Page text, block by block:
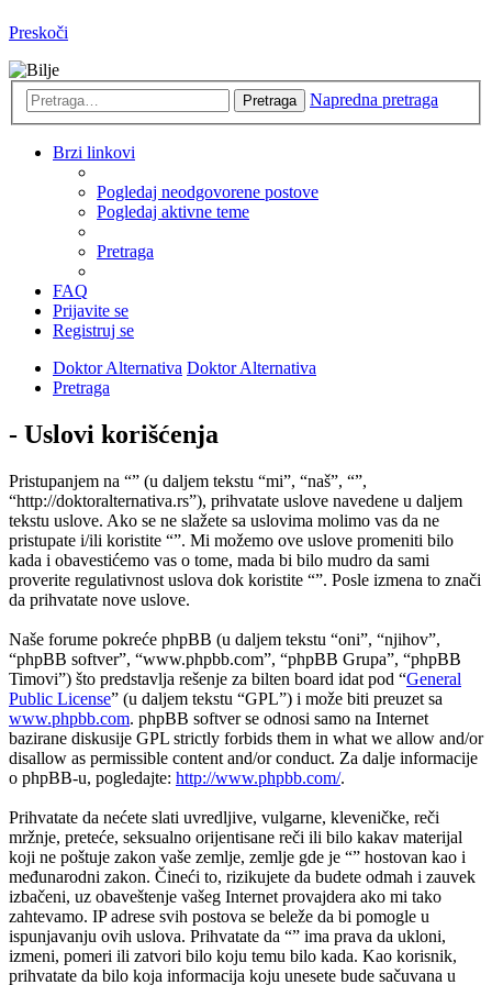
Preskoči
Pretraga Napredna pretraga
Brzi linkovi
Pogledaj neodgovorene postove
Pogledaj aktivne teme
Pretraga
FAQ
Prijavite se
Registruj se
Doktor Alternativa Doktor Alternativa
Pretraga
- Uslovi korišćenja
Pristupanjem na “” (u daljem tekstu “mi”, “naš”, “”,
“http://doktoralternativa.rs”), prihvatate uslove navedene u daljem
tekstu uslove. Ako se ne slažete sa uslovima molimo vas da ne
pristupate i/ili koristite “”. Mi možemo ove uslove promeniti bilo
kada i obavestićemo vas o tome, mada bi bilo mudro da sami
proverite regulativnost uslova dok koristite “”. Posle izmena to znači
da prihvatate nove uslove.
Naše forume pokreće phpBB (u daljem tekstu “oni”, “njihov”,
“phpBB softver”, “www.phpbb.com”, “phpBB Grupa”, “phpBB
Timovi”) što predstavlja rešenje za bilten board idat pod “General
Public License” (u daljem tekstu “GPL”) i može biti preuzet sa
www.phpbb.com. phpBB softver se odnosi samo na Internet
bazirane diskusije GPL strictly forbids them in what we allow and/or
disallow as permissible content and/or conduct. Za dalje informacije
o phpBB-u, pogledajte: http://www.phpbb.com/.
Prihvatate da nećete slati uvredljive, vulgarne, kleveničke, reči
mržnje, preteće, seksualno orijentisane reči ili bilo kakav materijal
koji ne poštuje zakon vaše zemlje, zemlje gde je “” hostovan kao i
međunarodni zakon. Čineći to, rizikujete da budete odmah i zauvek
izbačeni, uz obaveštenje vašeg Internet provajdera ako mi tako
zahtevamo. IP adrese svih postova se beleže da bi pomogle u
ispunjavanju ovih uslova. Prihvatate da “” ima prava da ukloni,
izmeni, pomeri ili zatvori bilo koju temu bilo kada. Kao korisnik,
prihvatate da bilo koja informacija koju unesete bude sačuvana u